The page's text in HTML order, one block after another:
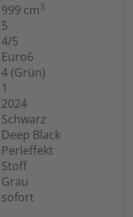
999 cm3
5
4/5
Euro6
4 (Grün)
1
2024
Schwarz
Deep Black
Perleffekt
Stoff
Grau
sofort